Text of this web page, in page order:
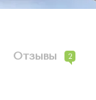
Отзывы 2